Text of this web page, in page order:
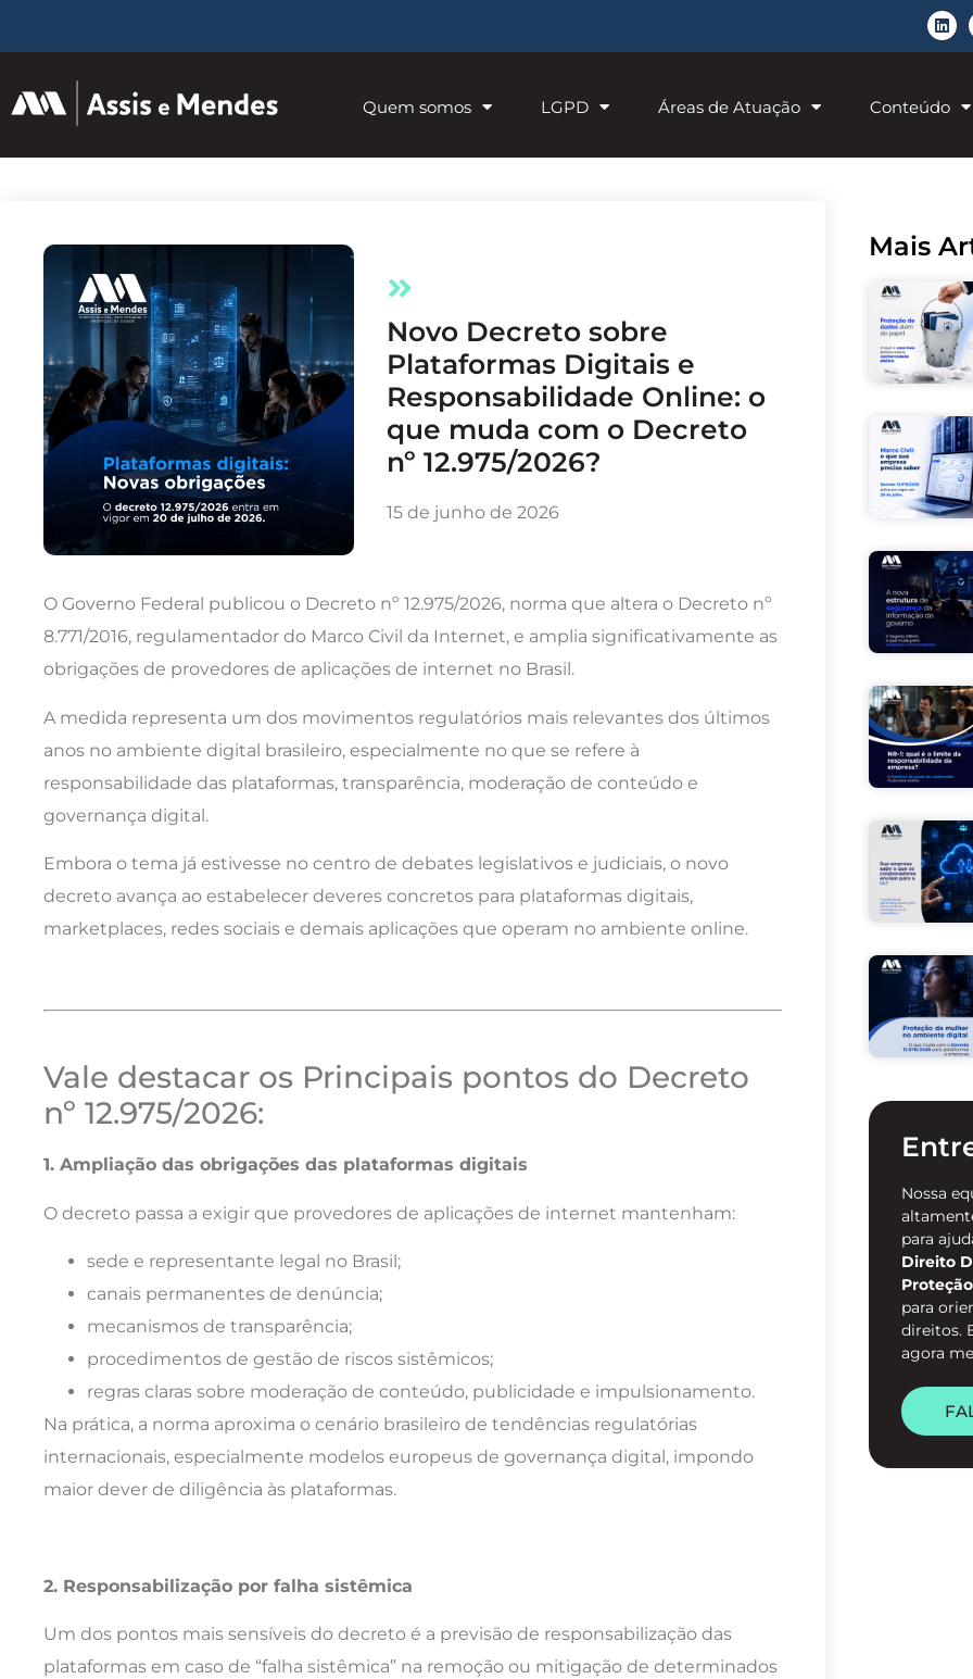
Quem somos LGPD Áreas de Atuação Conteúdo
Novo Decreto sobre
Plataformas Digitais e
Responsabilidade Online: o
que muda com o Decreto
nº 12.975/2026?
15 de junho de 2026
O Governo Federal publicou o Decreto nº 12.975/2026, norma que altera o Decreto nº
8.771/2016, regulamentador do Marco Civil da Internet, e amplia significativamente as
obrigações de provedores de aplicações de internet no Brasil.
A medida representa um dos movimentos regulatórios mais relevantes dos últimos
anos no ambiente digital brasileiro, especialmente no que se refere à
responsabilidade das plataformas, transparência, moderação de conteúdo e
governança digital.
Embora o tema já estivesse no centro de debates legislativos e judiciais, o novo
decreto avança ao estabelecer deveres concretos para plataformas digitais,
marketplaces, redes sociais e demais aplicações que operam no ambiente online.
Vale destacar os Principais pontos do Decreto
nº 12.975/2026:
1. Ampliação das obrigações das plataformas digitais
O decreto passa a exigir que provedores de aplicações de internet mantenham:
sede e representante legal no Brasil;
canais permanentes de denúncia;
mecanismos de transparência;
procedimentos de gestão de riscos sistêmicos;
regras claras sobre moderação de conteúdo, publicidade e impulsionamento.
Na prática, a norma aproxima o cenário brasileiro de tendências regulatórias
internacionais, especialmente modelos europeus de governança digital, impondo
maior dever de diligência às plataformas.
2. Responsabilização por falha sistêmica
Um dos pontos mais sensíveis do decreto é a previsão de responsabilização das
plataformas em caso de “falha sistêmica” na remoção ou mitigação de determinados
Mais
Nossa
para
Direito
para
direitos.
agora